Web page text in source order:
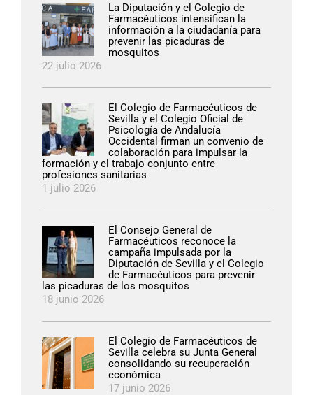
La Diputación y el Colegio de
Farmacéuticos intensifican la
información a la ciudadanía para
prevenir las picaduras de
mosquitos
22 julio 2026
El Colegio de Farmacéuticos de
Sevilla y el Colegio Oficial de
Psicología de Andalucía
Occidental firman un convenio de
colaboración para impulsar la
formación y el trabajo conjunto entre
profesiones sanitarias
1 julio 2026
El Consejo General de
Farmacéuticos reconoce la
campaña impulsada por la
Diputación de Sevilla y el Colegio
de Farmacéuticos para prevenir
las picaduras de los mosquitos
18 junio 2026
El Colegio de Farmacéuticos de
Sevilla celebra su Junta General
consolidando su recuperación
económica
17 junio 2026